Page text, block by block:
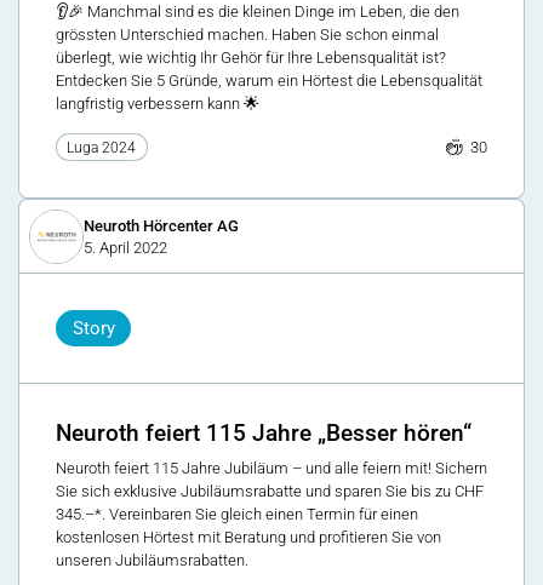
👂🎉 Manchmal sind es die kleinen Dinge im Leben, die den
grössten Unterschied machen. Haben Sie schon einmal
überlegt, wie wichtig Ihr Gehör für Ihre Lebensqualität ist?
Entdecken Sie 5 Gründe, warum ein Hörtest die Lebensqualität
langfristig verbessern kann 🌟
Luga 2024 30
Neuroth Hörcenter AG
5. April 2022
Story
Neuroth feiert 115 Jahre „Besser hören“
Neuroth feiert 115 Jahre Jubiläum – und alle feiern mit! Sichern
Sie sich exklusive Jubiläumsrabatte und sparen Sie bis zu CHF
345.–*. Vereinbaren Sie gleich einen Termin für einen
kostenlosen Hörtest mit Beratung und profitieren Sie von
unseren Jubiläumsrabatten.